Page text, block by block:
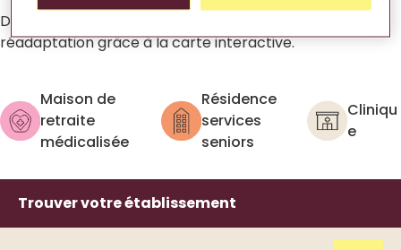
Découvrez toutes nos cliniques de soins et de
réadaptation grâce à la carte interactive.
Maison de
retraite
médicalisée
Résidence
services
seniors
Cliniqu
e
Trouver votre établissement